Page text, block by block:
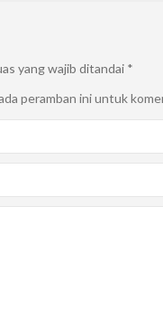
yang wajib ditandai *
peramban ini untuk